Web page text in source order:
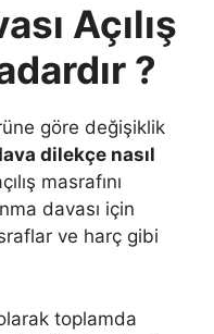
Açılış
?
göre değişiklik
dilekçe nasıl
masrafını
davası için
ve harç gibi
toplamda